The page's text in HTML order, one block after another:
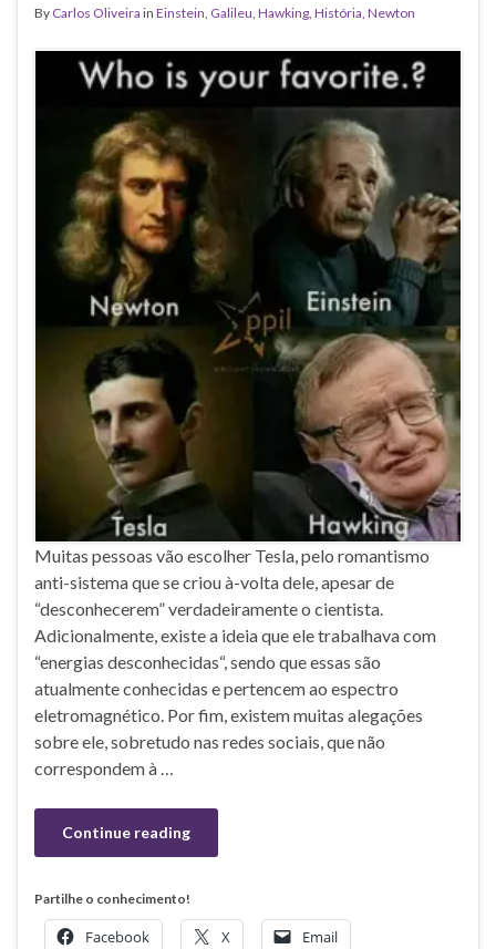
By Carlos Oliveira in Einstein, Galileu, Hawking, História, Newton
Muitas pessoas vão escolher Tesla, pelo romantismo
anti-sistema que se criou à-volta dele, apesar de
“desconhecerem” verdadeiramente o cientista.
Adicionalmente, existe a ideia que ele trabalhava com
“energias desconhecidas“, sendo que essas são
atualmente conhecidas e pertencem ao espectro
eletromagnético. Por fim, existem muitas alegações
sobre ele, sobretudo nas redes sociais, que não
correspondem à …
Continue reading
Partilhe o conhecimento!
Facebook X Email